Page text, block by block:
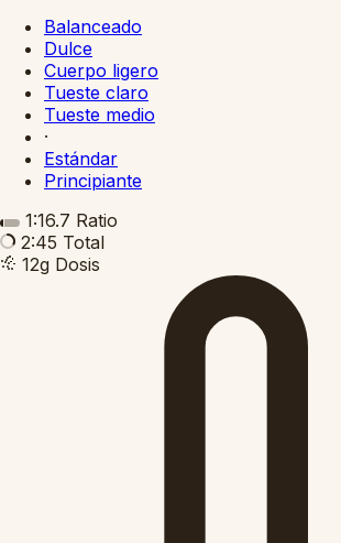
Balanceado
Dulce
Cuerpo ligero
Tueste claro
Tueste medio
·
Estándar
Principiante
1:16.7 Ratio
2:45 Total
12g Dosis